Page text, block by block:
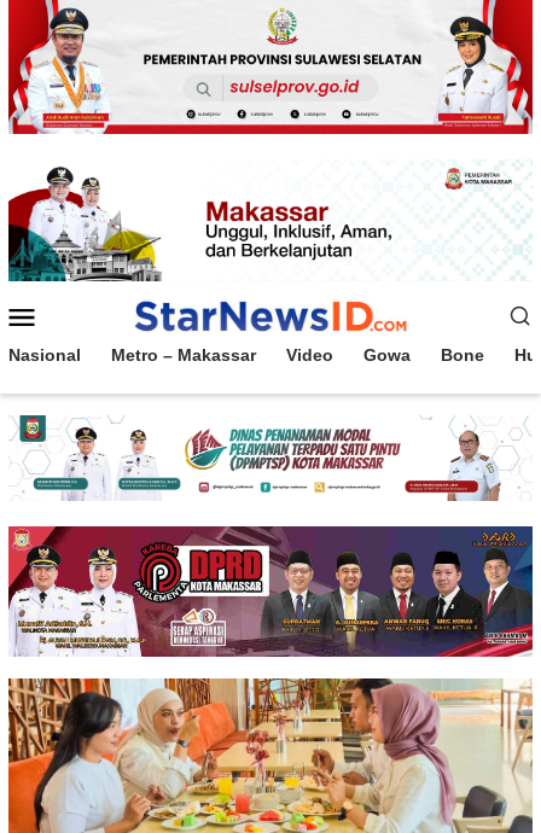
Loncat
konten
Mobile
Nasional Metro – Makassar Video Gowa Bone